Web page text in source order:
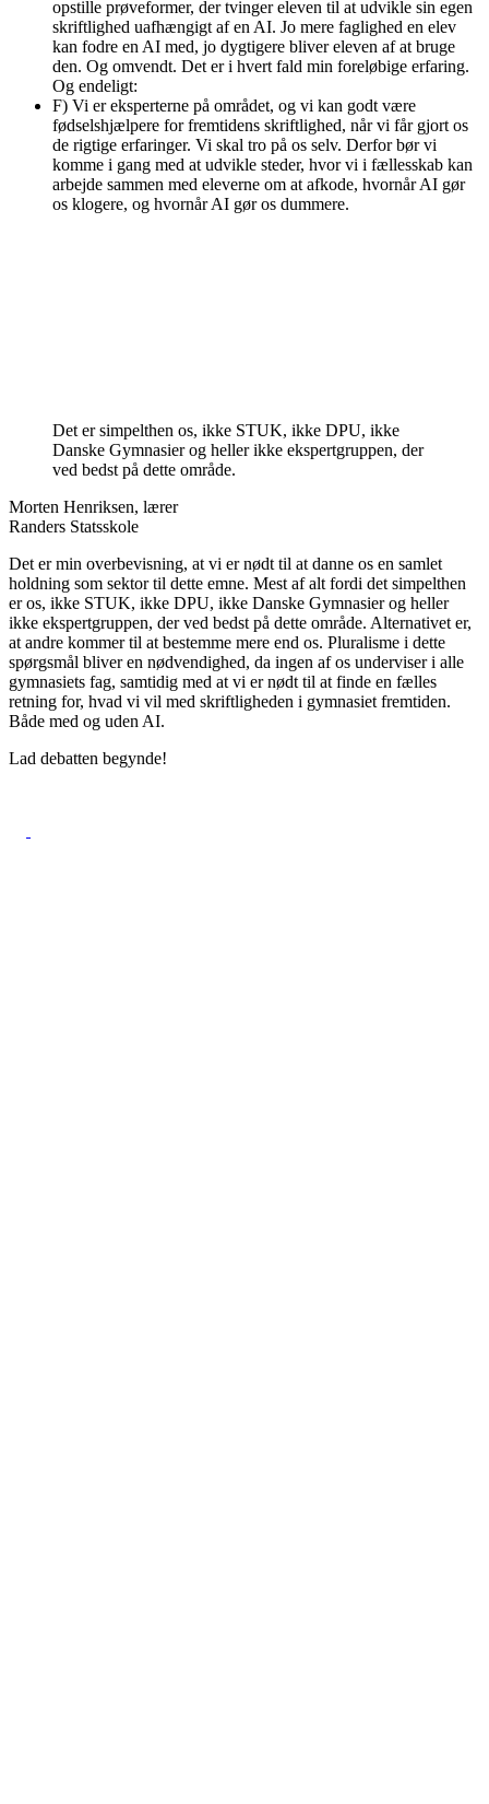
opstille prøveformer, der tvinger eleven til at udvikle sin egen
skriftlighed uafhængigt af en AI. Jo mere faglighed en elev
kan fodre en AI med, jo dygtigere bliver eleven af at bruge
den. Og omvendt. Det er i hvert fald min foreløbige erfaring.
Og endeligt:
F) Vi er eksperterne på området, og vi kan godt være
fødselshjælpere for fremtidens skriftlighed, når vi får gjort os
de rigtige erfaringer. Vi skal tro på os selv. Derfor bør vi
komme i gang med at udvikle steder, hvor vi i fællesskab kan
arbejde sammen med eleverne om at afkode, hvornår AI gør
os klogere, og hvornår AI gør os dummere.
Det er simpelthen os, ikke STUK, ikke DPU, ikke
Danske Gymnasier og heller ikke ekspertgruppen, der
ved bedst på dette område.
Morten Henriksen, lærer
Randers Statsskole
Det er min overbevisning, at vi er nødt til at danne os en samlet
holdning som sektor til dette emne. Mest af alt fordi det simpelthen
er os, ikke STUK, ikke DPU, ikke Danske Gymnasier og heller
ikke ekspertgruppen, der ved bedst på dette område. Alternativet er,
at andre kommer til at bestemme mere end os. Pluralisme i dette
spørgsmål bliver en nødvendighed, da ingen af os underviser i alle
gymnasiets fag, samtidig med at vi er nødt til at finde en fælles
retning for, hvad vi vil med skriftligheden i gymnasiet fremtiden.
Både med og uden AI.
Lad debatten begynde!